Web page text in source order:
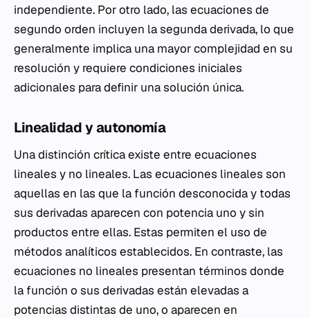
independiente. Por otro lado, las ecuaciones de
segundo orden incluyen la segunda derivada, lo que
generalmente implica una mayor complejidad en su
resolución y requiere condiciones iniciales
adicionales para definir una solución única.
Linealidad y autonomía
Una distinción crítica existe entre ecuaciones
lineales y no lineales. Las ecuaciones lineales son
aquellas en las que la función desconocida y todas
sus derivadas aparecen con potencia uno y sin
productos entre ellas. Estas permiten el uso de
métodos analíticos establecidos. En contraste, las
ecuaciones no lineales presentan términos donde
la función o sus derivadas están elevadas a
potencias distintas de uno, o aparecen en